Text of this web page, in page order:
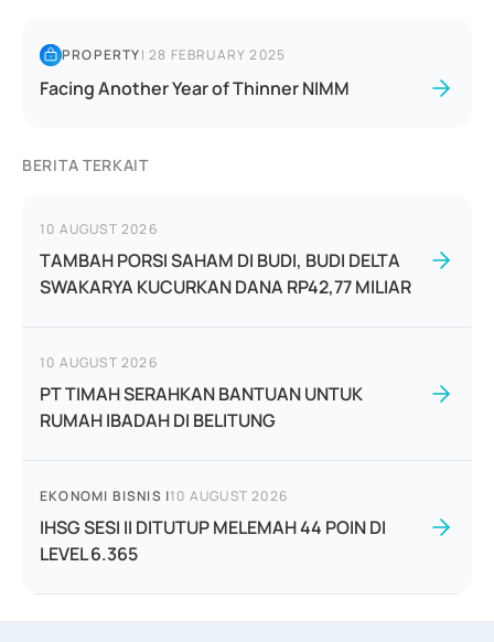
PROPERTY|28 FEBRUARY 2025
Facing Another Year of Thinner NIMM
BERITA TERKAIT
10 AUGUST 2026
TAMBAH PORSI SAHAM DI BUDI, BUDI DELTA
SWAKARYA KUCURKAN DANA RP42,77 MILIAR
10 AUGUST 2026
PT TIMAH SERAHKAN BANTUAN UNTUK
RUMAH IBADAH DI BELITUNG
EKONOMI BISNIS |10 AUGUST 2026
IHSG SESI II DITUTUP MELEMAH 44 POIN DI
LEVEL 6.365